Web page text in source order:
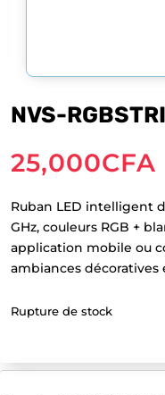
NVS-
25,000CFA
Ruban LED intelligent
GHz, couleurs RGB +
application mobile ou
ambiances
Rupture de stock